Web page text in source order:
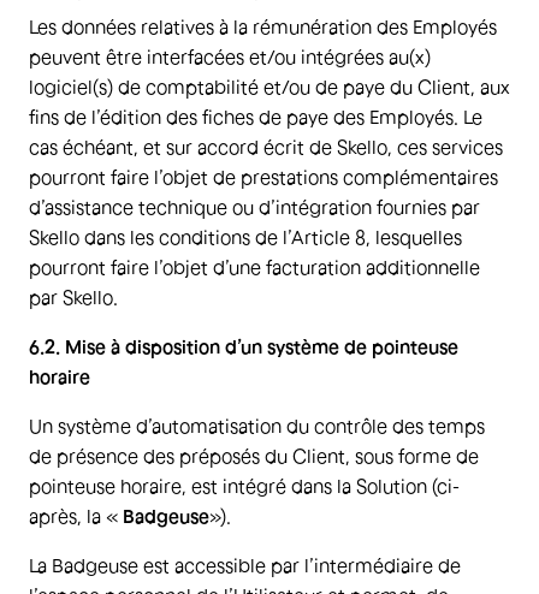
Les données relatives à la rémunération des Employés
peuvent être interfacées et/ou intégrées au(x)
logiciel(s) de comptabilité et/ou de paye du Client, aux
fins de l’édition des fiches de paye des Employés. Le
cas échéant, et sur accord écrit de Skello, ces services
pourront faire l’objet de prestations complémentaires
d’assistance technique ou d’intégration fournies par
Skello dans les conditions de l’Article 8, lesquelles
pourront faire l’objet d’une facturation additionnelle
par Skello.
6.2. Mise à disposition d’un système de pointeuse
horaire
Un système d’automatisation du contrôle des temps
de présence des préposés du Client, sous forme de
pointeuse horaire, est intégré dans la Solution (ci-
après, la « Badgeuse»).
La Badgeuse est accessible par l’intermédiaire de